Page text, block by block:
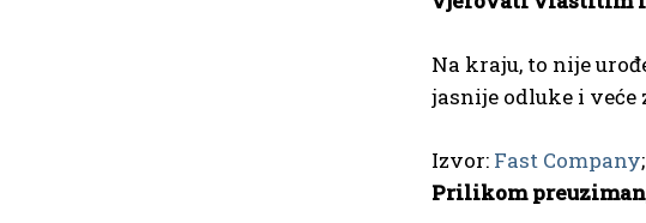
Na kraju, to nije
jasnije odluke i
Izvor: Fast Company
Prilikom